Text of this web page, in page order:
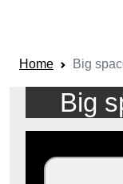
Home Big
Big